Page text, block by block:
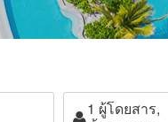
1 ผู้โดยสาร,